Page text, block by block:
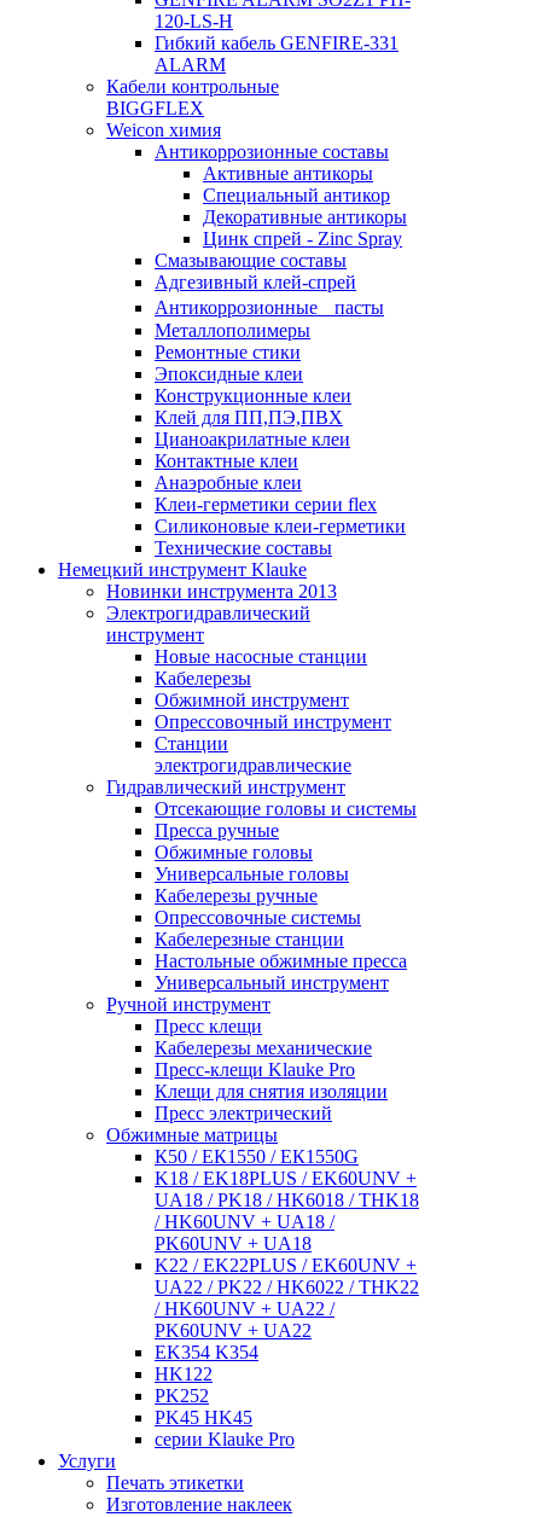
120-LS-H
Гибкий кабель GENFIRE-331
ALARM
Кабели контрольные
BIGGFLEX
Weicon химия
Антикоррозионные составы
Активные антикоры
Специальный антикор
Декоративные антикоры
Цинк спрей - Zinc Spray
Смазывающие составы
Адгезивный клей-спрей
Антикоррозионные пасты
Металлополимеры
Ремонтные стики
Эпоксидные клеи
Конструкционные клеи
Клей для ПП,ПЭ,ПВХ
Цианоакрилатные клеи
Контактные клеи
Анаэробные клеи
Клеи-герметики серии flex
Силиконовые клеи-герметики
Технические составы
Немецкий инструмент Klauke
Новинки инструмента 2013
Электрогидравлический
инструмент
Новые насосные станции
Кабелерезы
Обжимной инструмент
Опрессовочный инструмент
Станции
электрогидравлические
Гидравлический инструмент
Отсекающие головы и системы
Пресса ручные
Обжимные головы
Универсальные головы
Кабелерезы ручные
Опрессовочные системы
Кабелерезные станции
Настольные обжимные пресса
Универсальный инструмент
Ручной инструмент
Пресс клещи
Кабелерезы механические
Пресс-клещи Klauke Pro
Клещи для снятия изоляции
Пресс электрический
Обжимные матрицы
К50 / ЕК1550 / ЕК1550G
K18 / EK18PLUS / EK60UNV +
UA18 / PK18 / HK6018 / THK18
/ HK60UNV + UA18 /
PK60UNV + UA18
K22 / EK22PLUS / EK60UNV +
UA22 / PK22 / HK6022 / THK22
/ HK60UNV + UA22 /
PK60UNV + UA22
EK354 K354
HK122
PK252
PK45 HK45
серии Klauke Pro
Услуги
Печать этикетки
Изготовление наклеек